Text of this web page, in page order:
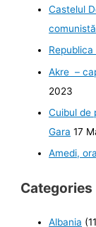
Castelul
comunistă
Akre –
2023
Cuibul de
Gara 17
Amedi,
Categories
Albania